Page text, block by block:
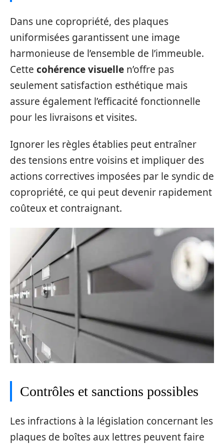
Dans une copropriété, des plaques
uniformisées garantissent une image
harmonieuse de l’ensemble de l’immeuble.
Cette cohérence visuelle n’offre pas
seulement satisfaction esthétique mais
assure également l’efficacité fonctionnelle
pour les livraisons et visites.
Ignorer les règles établies peut entraîner
des tensions entre voisins et impliquer des
actions correctives imposées par le syndic de
copropriété, ce qui peut devenir rapidement
coûteux et contraignant.
Contrôles et sanctions possibles
Les infractions à la législation concernant les
plaques de boîtes aux lettres peuvent faire